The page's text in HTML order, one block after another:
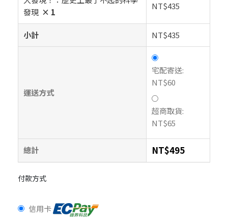
發現 × 1
NT$435
小計 NT$435
運送方式
宅配寄送:
NT$60
超商取貨:
NT$65
總計 NT$495
付款方式
信用卡